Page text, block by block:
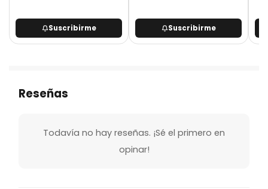
Suscribirme Suscribirme
Reseñas
Todavía no hay reseñas. ¡Sé el primero en
opinar!